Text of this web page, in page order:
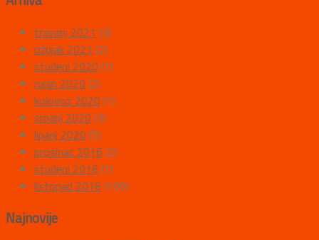
travanj 2021 (3)
ožujak 2021 (2)
studeni 2020 (1)
rujan 2020 (2)
kolovoz 2020 (1)
srpanj 2020 (3)
lipanj 2020 (5)
prosinac 2016 (2)
studeni 2016 (1)
listopad 2016 (190)
Najnovije